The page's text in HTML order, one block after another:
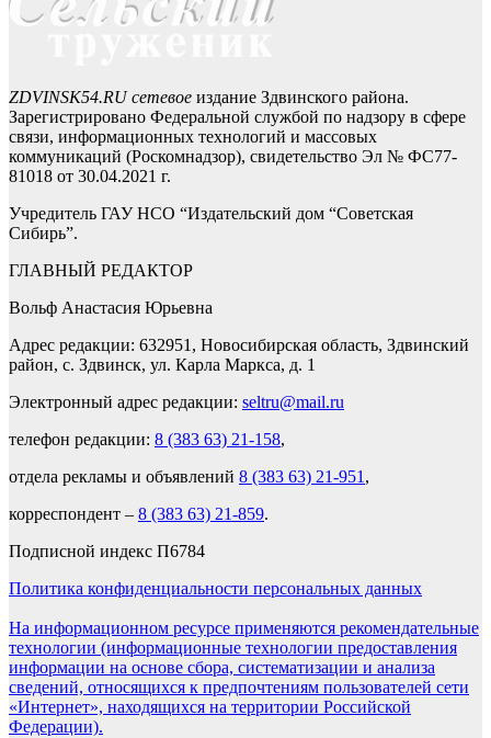
ZDVINSK54.RU сетевое издание Здвинского района.
Зарегистрировано Федеральной службой по надзору в сфере
связи, информационных технологий и массовых
коммуникаций (Роскомнадзор), свидетельство Эл № ФС77-
81018 от 30.04.2021 г.
Учредитель ГАУ НСО “Издательский дом “Советская
Сибирь”.
ГЛАВНЫЙ РЕДАКТОР
Вольф Анастасия Юрьевна
Адрес редакции: 632951, Новосибирская область, Здвинский
район, с. Здвинск, ул. Карла Маркса, д. 1
Электронный адрес редакции: seltru@mail.ru
телефон редакции: 8 (383 63) 21-158,
отдела рекламы и объявлений 8 (383 63) 21-951 ,
корреспондент – 8 (383 63) 21-859.
Подписной индекс П6784
Политика конфиденциальности персональных данных
На информационном ресурсе применяются рекомендательные
технологии (информационные технологии предоставления
информации на основе сбора, систематизации и анализа
сведений, относящихся к предпочтениям пользователей сети
«Интернет», находящихся на территории Российской
Федерации).